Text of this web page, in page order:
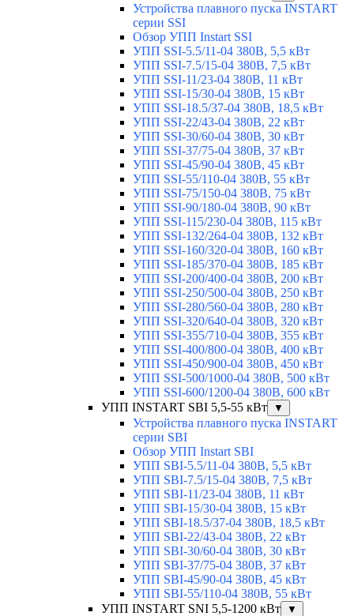
Устройства плавного пуска INSTART
серии SSI
Обзор УПП Instart SSI
УПП SSI-5.5/11-04 380В, 5,5 кВт
УПП SSI-7.5/15-04 380В, 7,5 кВт
УПП SSI-11/23-04 380В, 11 кВт
УПП SSI-15/30-04 380В, 15 кВт
УПП SSI-18.5/37-04 380В, 18,5 кВт
УПП SSI-22/43-04 380В, 22 кВт
УПП SSI-30/60-04 380В, 30 кВт
УПП SSI-37/75-04 380В, 37 кВт
УПП SSI-45/90-04 380В, 45 кВт
УПП SSI-55/110-04 380В, 55 кВт
УПП SSI-75/150-04 380В, 75 кВт
УПП SSI-90/180-04 380В, 90 кВт
УПП SSI-115/230-04 380В, 115 кВт
УПП SSI-132/264-04 380В, 132 кВт
УПП SSI-160/320-04 380В, 160 кВт
УПП SSI-185/370-04 380В, 185 кВт
УПП SSI-200/400-04 380В, 200 кВт
УПП SSI-250/500-04 380В, 250 кВт
УПП SSI-280/560-04 380В, 280 кВт
УПП SSI-320/640-04 380В, 320 кВт
УПП SSI-355/710-04 380В, 355 кВт
УПП SSI-400/800-04 380В, 400 кВт
УПП SSI-450/900-04 380В, 450 кВт
УПП SSI-500/1000-04 380В, 500 кВт
УПП SSI-600/1200-04 380В, 600 кВт
УПП INSTART SBI 5,5-55 кВт
▼
Устройства плавного пуска INSTART
серии SBI
Обзор УПП Instart SBI
УПП SBI-5.5/11-04 380В, 5,5 кВт
УПП SBI-7.5/15-04 380В, 7,5 кВт
УПП SBI-11/23-04 380В, 11 кВт
УПП SBI-15/30-04 380В, 15 кВт
УПП SBI-18.5/37-04 380В, 18,5 кВт
УПП SBI-22/43-04 380В, 22 кВт
УПП SBI-30/60-04 380В, 30 кВт
УПП SBI-37/75-04 380В, 37 кВт
УПП SBI-45/90-04 380В, 45 кВт
УПП SBI-55/110-04 380В, 55 кВт
УПП INSTART SNI 5,5-1200 кВт
▼